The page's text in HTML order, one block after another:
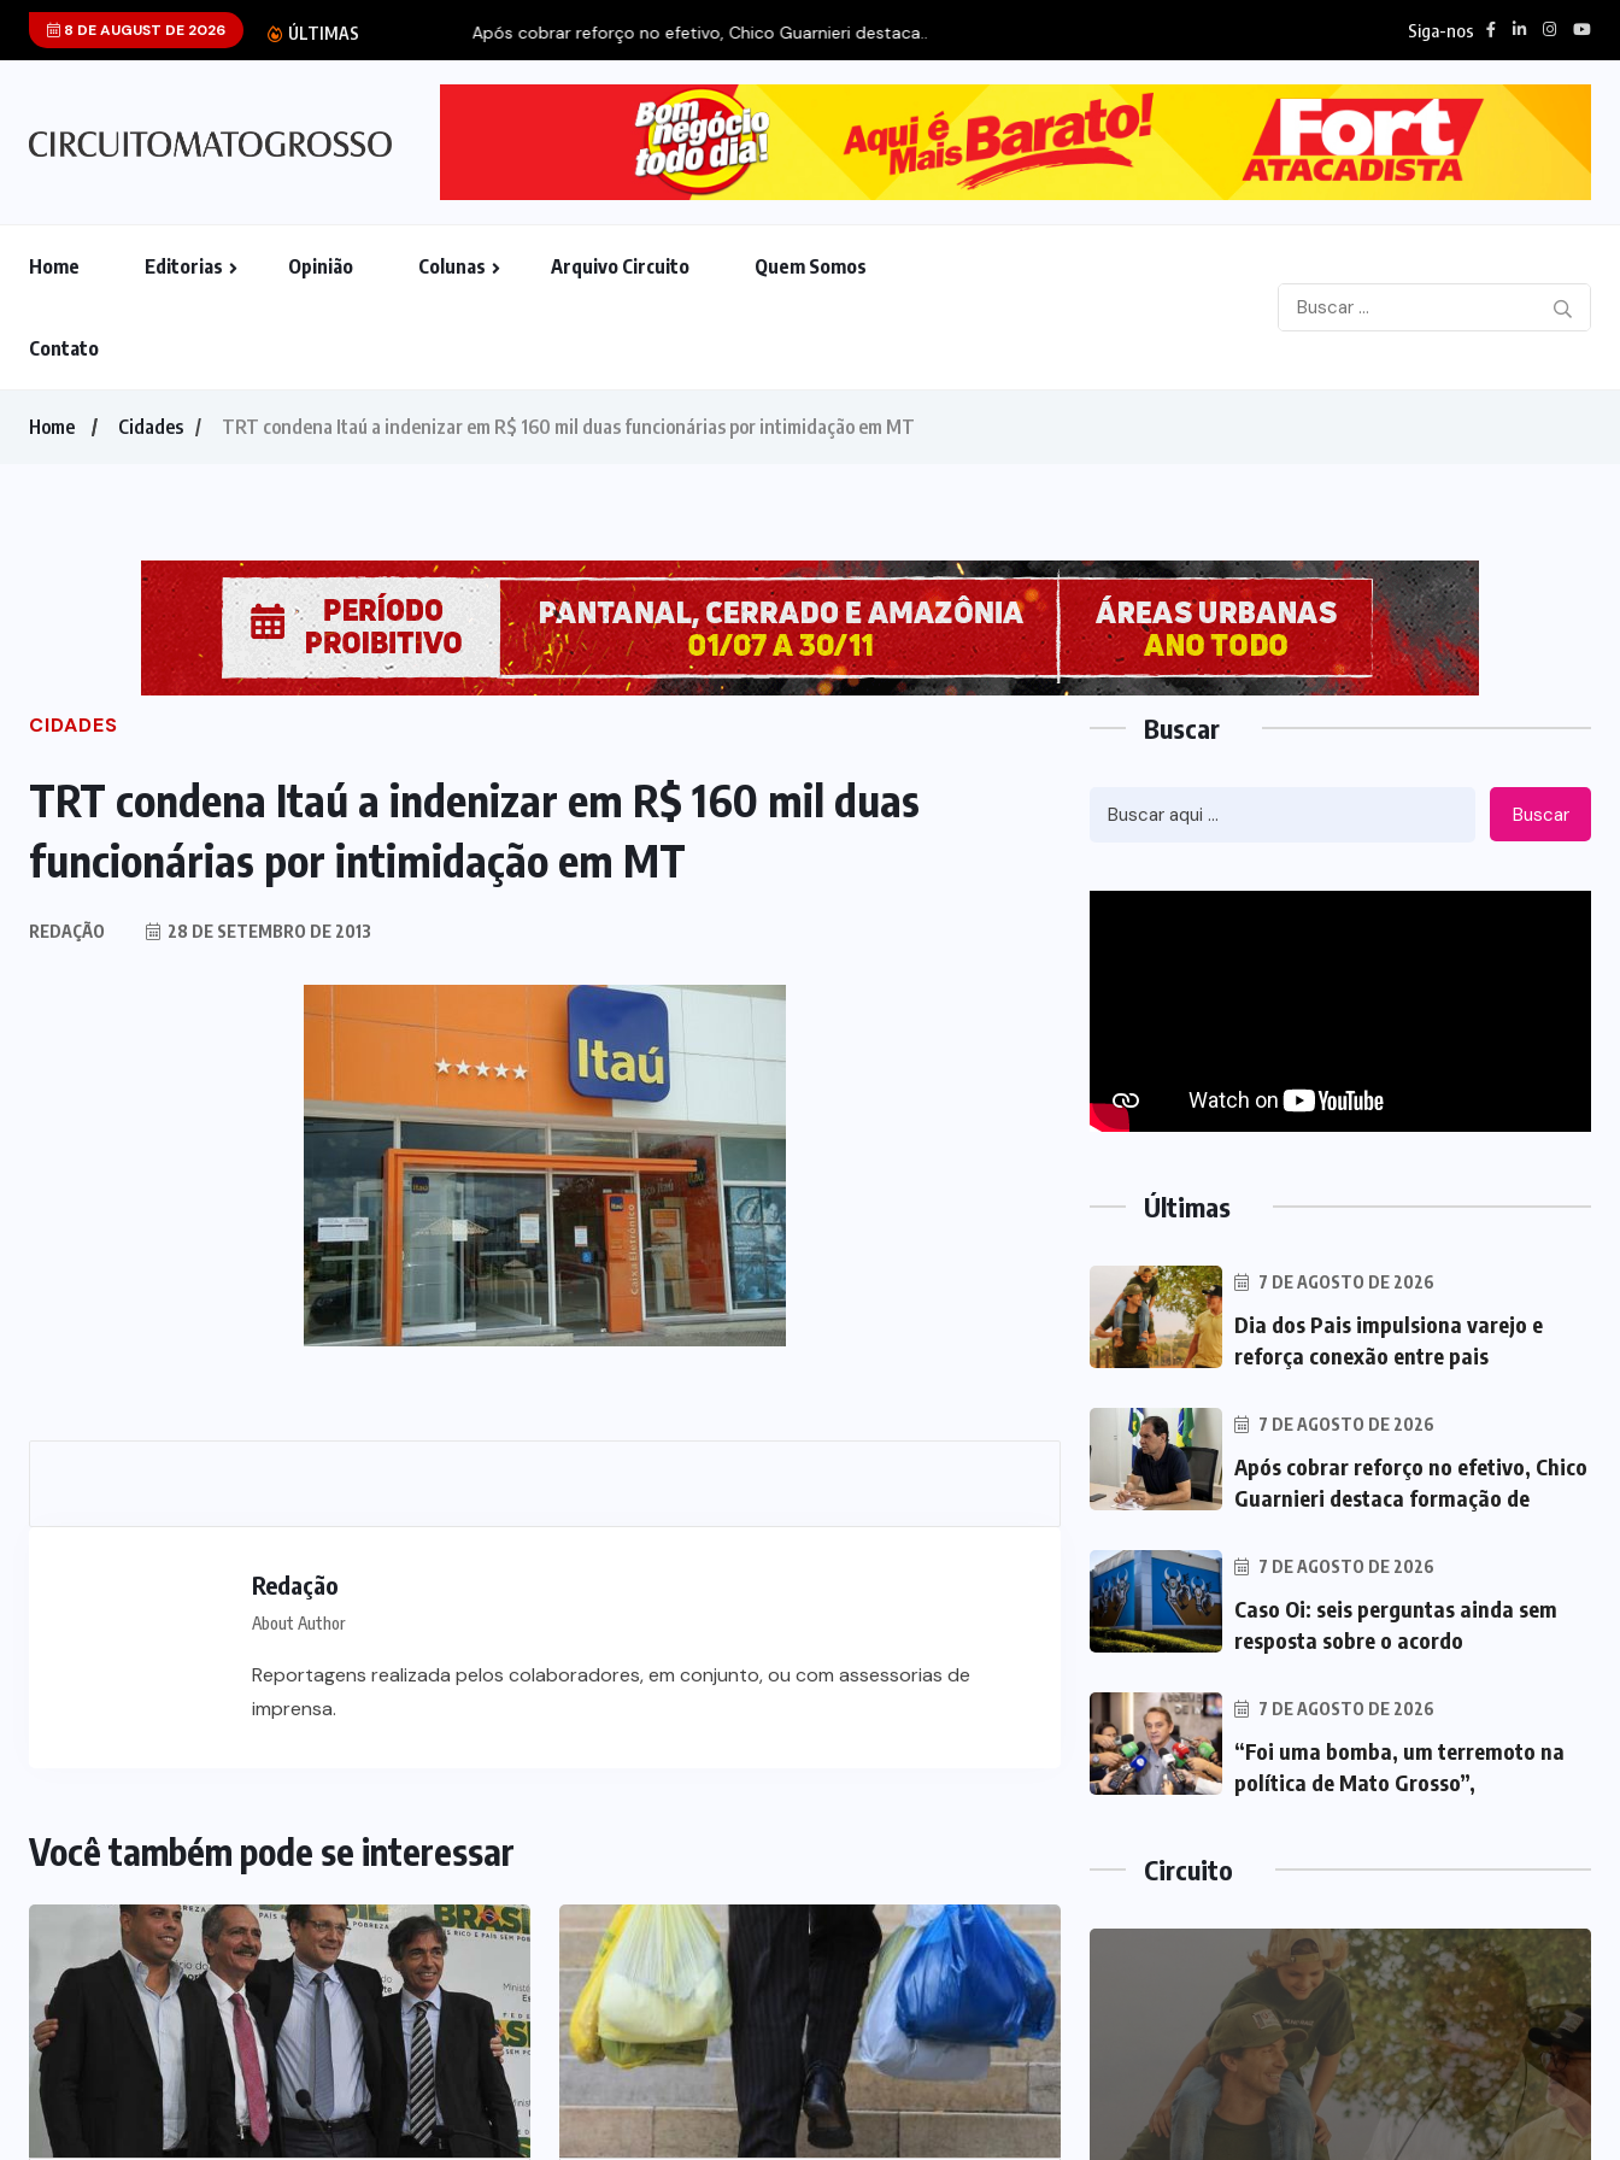
8 DE AUGUST DE 2026 ÚLTIMAS Após cobrar reforço no efetivo, Chico Guarnieri destaca... Siga-nos
Home Editorias Opinião Colunas Arquivo Circuito Quem Somos
Contato
Home Cidades TRT condena Itaú a indenizar em R$ 160 mil duas funcionárias por intimidação em MT
CIDADES
TRT condena Itaú a indenizar em R$ 160 mil duas
funcionárias por intimidação em MT
REDAÇÃO 28 DE SETEMBRO DE 2013
Redação
About Author
Reportagens realizada pelos colaboradores, em conjunto, ou com assessorias de
imprensa.
Você também pode se interessar
Buscar
Buscar
Últimas
7 DE AGOSTO DE 2026
Dia dos Pais impulsiona varejo e
reforça conexão entre pais
7 DE AGOSTO DE 2026
Após cobrar reforço no efetivo, Chico
Guarnieri destaca formação de
7 DE AGOSTO DE 2026
Caso Oi: seis perguntas ainda sem
resposta sobre o acordo
7 DE AGOSTO DE 2026
“Foi uma bomba, um terremoto na
política de Mato Grosso”,
Circuito